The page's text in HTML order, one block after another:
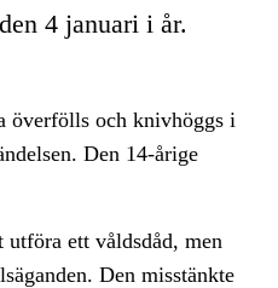
4 januari i år.
överfölls och knivhöggs i
Den 14-årige
utföra ett våldsdåd, men
Den misstänkte